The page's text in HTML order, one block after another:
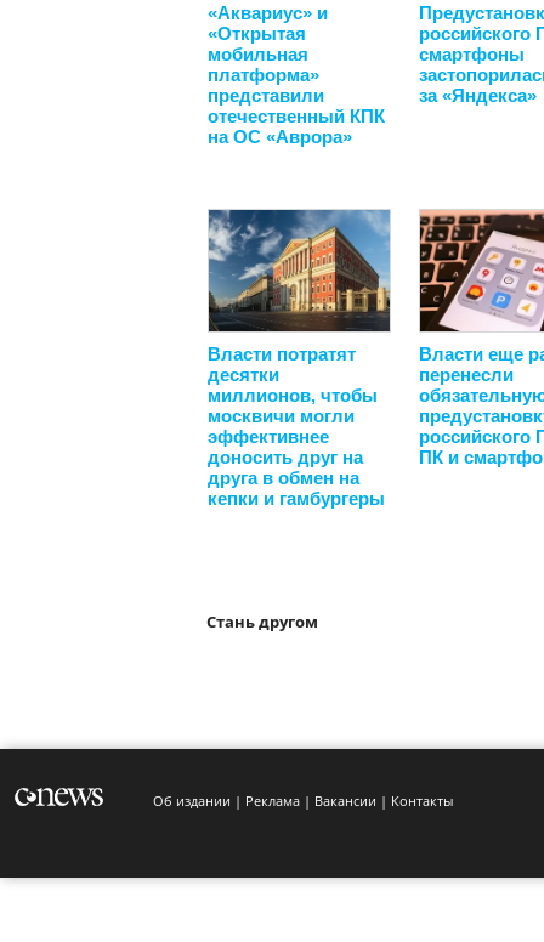
«Аквариус» и
«Открытая
мобильная
платформа»
представили
отечественный КПК
на ОС «Аврора»
российского
смартфоны
за «Яндекса»
Власти потратят
десятки
миллионов, чтобы
москвичи могли
эффективнее
доносить друг на
друга в обмен на
кепки и гамбургеры
Власти еще
перенесли
российского
ПК и
Стань другом
Об издании Реклама Вакансии Контакты